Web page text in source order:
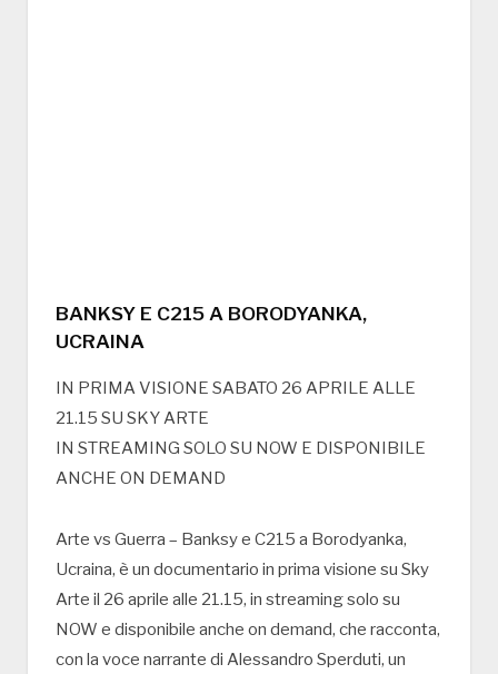
BANKSY E C215 A BORODYANKA,
UCRAINA
IN PRIMA VISIONE SABATO 26 APRILE ALLE
21.15 SU SKY ARTE
IN STREAMING SOLO SU NOW E DISPONIBILE
ANCHE ON DEMAND
Arte vs Guerra – Banksy e C215 a Borodyanka,
Ucraina, è un documentario in prima visione su Sky
Arte il 26 aprile alle 21.15, in streaming solo su
NOW e disponibile anche on demand, che racconta,
con la voce narrante di Alessandro Sperduti, un